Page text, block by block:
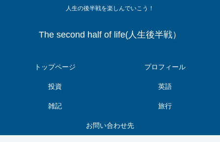
人生の後半戦を楽しんでいこう！
The second half of life(人生後半戦）
トップページ プロフィール
投資 英語
雑記 旅行
お問い合わせ先